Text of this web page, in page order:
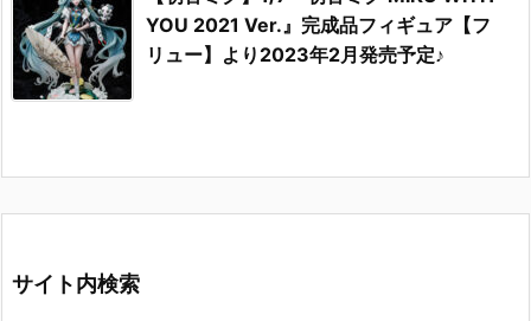
YOU 2021 Ver.』完成品フィギュア【フ
リュー】より2023年2月発売予定♪
サイト内検索